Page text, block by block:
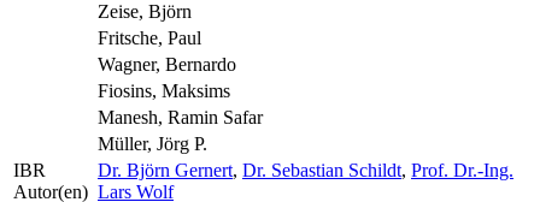
Zeise, Björn
Fritsche, Paul
Wagner, Bernardo
Fiosins, Maksims
Manesh, Ramin Safar
Müller, Jörg P.
IBR
Autor(en)
Dr. Björn Gernert, Dr. Sebastian Schildt, Prof. Dr.-Ing.
Lars Wolf